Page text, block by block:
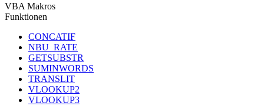
VBA Makros
Funktionen
CONCATIF
NBU_RATE
GETSUBSTR
SUMINWORDS
TRANSLIT
VLOOKUP2
VLOOKUP3